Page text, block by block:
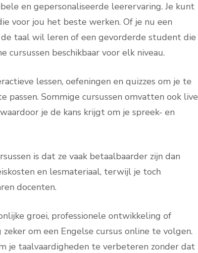
en gepersonaliseerde leerervaring. Je kunt
voor jou het beste werken. Of je nu een
taal wil leren of een gevorderde student die
cursussen beschikbaar voor elk niveau.
lessen, oefeningen en quizzes om je te
Sommige cursussen omvatten ook live
je de kans krijgt om je spreek- en
is dat ze vaak betaalbaarder zijn dan
en lesmateriaal, terwijl je toch
docenten.
groei, professionele ontwikkeling of
om een Engelse cursus online te volgen.
je taalvaardigheden te verbeteren zonder dat